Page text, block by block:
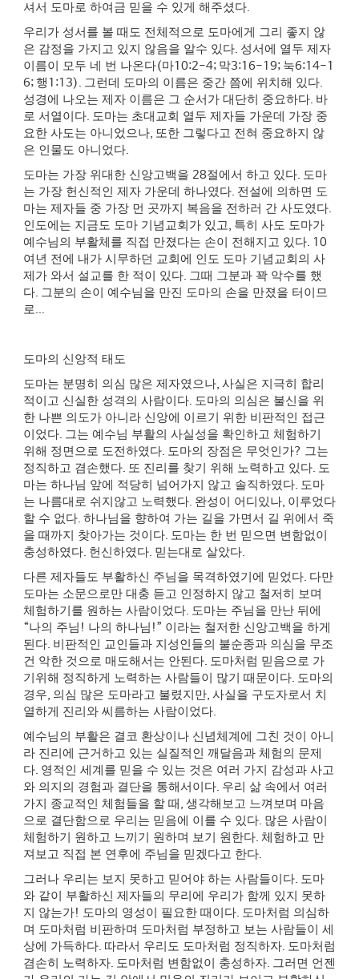
셔서 도마로 하여금 믿을 수 있게 해주셨다.
우리가 성서를 볼 때도 전체적으로 도마에게 그리 좋지 않
은 감정을 가지고 있지 않음을 알수 있다. 성서에 열두 제자
이름이 모두 네 번 나온다(마10:2-4; 막3:16-19; 눅6:14-1
6; 행1:13). 그런데 도마의 이름은 중간 쯤에 위치해 있다.
성경에 나오는 제자 이름은 그 순서가 대단히 중요하다. 바
로 서열이다. 도마는 초대교회 열두 제자들 가운데 가장 중
요한 사도는 아니었으나, 또한 그렇다고 전혀 중요하지 않
은 인물도 아니었다.
도마는 가장 위대한 신앙고백을 28절에서 하고 있다. 도마
는 가장 헌신적인 제자 가운데 하나였다. 전설에 의하면 도
마는 제자들 중 가장 먼 곳까지 복음을 전하러 간 사도였다.
인도에는 지금도 도마 기념교회가 있고, 특히 사도 도마가
예수님의 부활체를 직접 만졌다는 손이 전해지고 있다. 10
여년 전에 내가 시무하던 교회에 인도 도마 기념교회의 사
제가 와서 설교를 한 적이 있다. 그때 그분과 꽉 악수를 했
다. 그분의 손이 예수님을 만진 도마의 손을 만졌을 터이므
로...
도마의 신앙적 태도
도마는 분명히 의심 많은 제자였으나, 사실은 지극히 합리
적이고 신실한 성격의 사람이다. 도마의 의심은 불신을 위
한 나쁜 의도가 아니라 신앙에 이르기 위한 비판적인 접근
이었다. 그는 예수님 부활의 사실성을 확인하고 체험하기
위해 정면으로 도전하였다. 도마의 장점은 무엇인가? 그는
정직하고 겸손했다. 또 진리를 찾기 위해 노력하고 있다. 도
마는 하나님 앞에 적당히 넘어가지 않고 솔직하였다. 도마
는 나름대로 쉬지않고 노력했다. 완성이 어디있나, 이루었다
할 수 없다. 하나님을 향하여 가는 길을 가면서 길 위에서 죽
을 때까지 찾아가는 것이다. 도마는 한 번 믿으면 변함없이
충성하였다. 헌신하였다. 믿는대로 살았다.
다른 제자들도 부활하신 주님을 목격하였기에 믿었다. 다만
도마는 소문으로만 대충 듣고 인정하지 않고 철저히 보며
체험하기를 원하는 사람이었다. 도마는 주님을 만난 뒤에
“나의 주님 ! 나의 하나님 !” 이라는 철저한 신앙고백을 하게
된다. 비판적인 교인들과 지성인들의 불순종과 의심을 무조
건 악한 것으로 매도해서는 안된다. 도마처럼 믿음으로 가
기위해 정직하게 노력하는 사람들이 많기 때문이다. 도마의
경우, 의심 많은 도마라고 불렸지만, 사실을 구도자로서 치
열하게 진리와 씨름하는 사람이었다.
예수님의 부활은 결코 환상이나 신념체계에 그친 것이 아니
라 진리에 근거하고 있는 실질적인 깨달음과 체험의 문제
다. 영적인 세계를 믿을 수 있는 것은 여러 가지 감성과 사고
와 의지의 경험과 결단을 통해서이다. 우리 삶 속에서 여러
가지 종교적인 체험들을 할 때 , 생각해보고 느껴보며 마음
으로 결단함으로 우리는 믿음에 이를 수 있다. 많은 사람이
체험하기 원하고 느끼기 원하며 보기 원한다. 체험하고 만
져보고 직접 본 연후에 주님을 믿겠다고 한다.
그러나 우리는 보지 못하고 믿어야 하는 사람들이다. 도마
와 같이 부활하신 제자들의 무리에 우리가 함께 있지 못하
지 않는가! 도마의 영성이 필요한 때이다. 도마처럼 의심하
며 도마처럼 비판하며 도마처럼 부정하고 보는 사람들이 세
상에 가득하다. 따라서 우리도 도마처럼 정직하자. 도마처럼
겸손히 노력하자. 도마처럼 변함없이 충성하자. 그러면 언젠